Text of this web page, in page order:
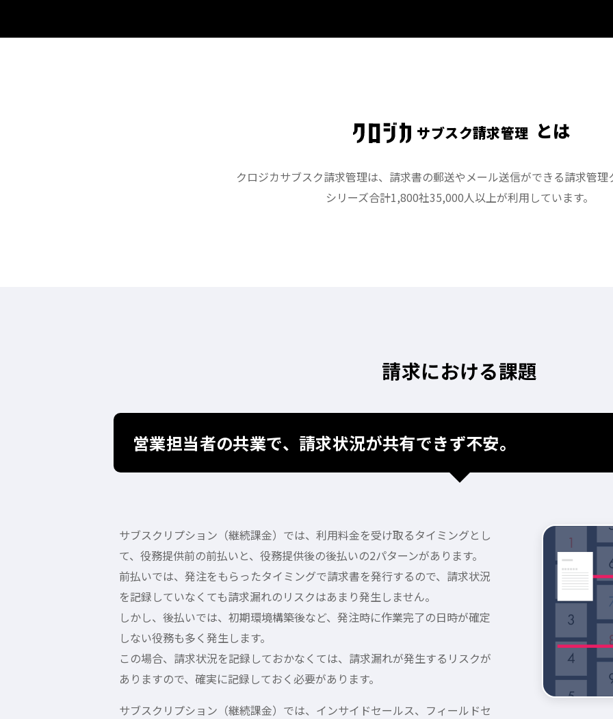
サブスク請求管理 とは
クロジカサブスク請求管理は、請求書の郵送やメール送信ができる請求管理
シリーズ合計1,800社35,000人以上が利用しています。
請求における課題
営業担当者の共業で、請求状況が共有できず不安。
サブスクリプション（継続課金）では、利用料金を受け取るタイミングとし
て、役務提供前の前払いと、役務提供後の後払いの2パターンがあります。
前払いでは、発注をもらったタイミングで請求書を発行するので、請求状況
を記録していなくても請求漏れのリスクはあまり発生しません。
しかし、後払いでは、初期環境構築後など、発注時に作業完了の日時が確定
しない役務も多く発生します。
この場合、請求状況を記録しておかなくては、請求漏れが発生するリスクが
ありますので、確実に記録しておく必要があります。
サブスクリプション（継続課金）では、インサイドセールス、フィールドセ